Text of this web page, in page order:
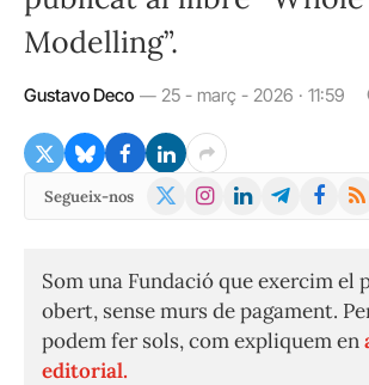
Modelling”.
Gustavo Deco 25 - març - 2026 · 11:59
Segueix-nos
X
Instagram
LinkedInTelegramFacebook
RSS
Som una Fundació que exercim el
obert, sense murs de pagament.
podem fer sols, com expliquem en
editorial.